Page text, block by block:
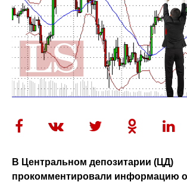
В Центральном депозитарии (ЦД)
прокомментировали информацию